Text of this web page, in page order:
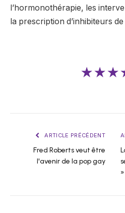
l’hormonothérapie, les
la prescription d’inhibiteurs
ARTICLE PRÉCÉDENT
Fred Roberts veut être
l'avenir de la pop gay
»